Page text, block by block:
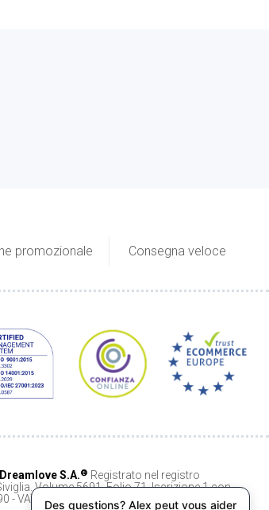
Des questions? Alex peut vous aider
promozionale Consegna veloce
S.A.® Registrato nel registro
Volume 5691, Folio 71, Iscrizione 1 con
- VAT ESA90068404